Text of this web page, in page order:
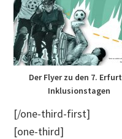
Der Flyer zu den 7.
Inklusionstagen
[/one-third-first]
[one-third]